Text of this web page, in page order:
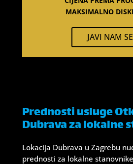
MAKSIMALNO
JAVI NAM SE
Prednosti usluge
Dubrava za lokalne
Lokacija Dubrava u Zagrebu
prednosti za lokalne